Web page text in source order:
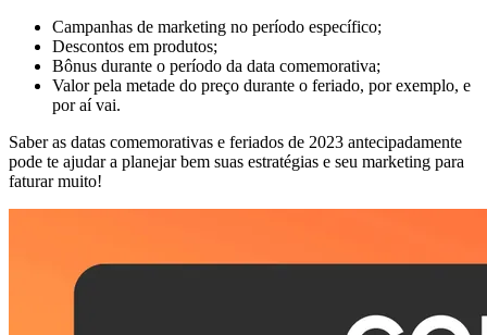
Campanhas de marketing no período específico;
Descontos em produtos;
Bônus durante o período da data comemorativa;
Valor pela metade do preço durante o feriado, por exemplo, e
por aí vai.
Saber as datas comemorativas e feriados de 2023 antecipadamente
pode te ajudar a planejar bem suas estratégias e seu marketing para
faturar muito!